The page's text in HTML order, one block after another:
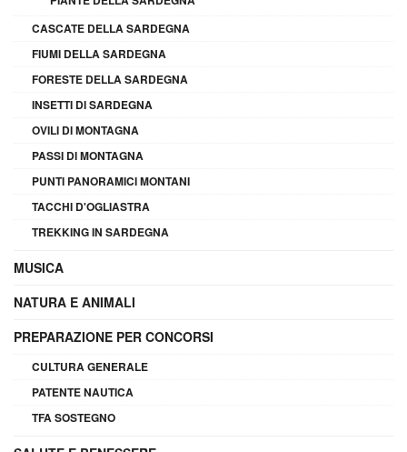
CASCATE DELLA SARDEGNA
FIUMI DELLA SARDEGNA
FORESTE DELLA SARDEGNA
INSETTI DI SARDEGNA
OVILI DI MONTAGNA
PASSI DI MONTAGNA
PUNTI PANORAMICI MONTANI
TACCHI D'OGLIASTRA
TREKKING IN SARDEGNA
MUSICA
NATURA E ANIMALI
PREPARAZIONE PER CONCORSI
CULTURA GENERALE
PATENTE NAUTICA
TFA SOSTEGNO